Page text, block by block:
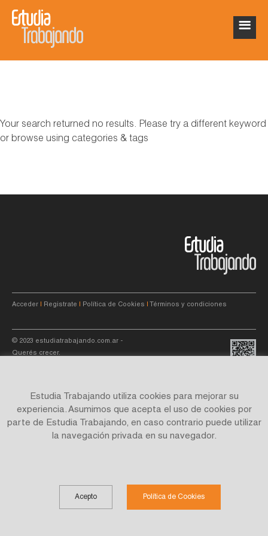
Your search returned no results. Please try a different keyword
or browse using categories & tags
Acceder Registrate Política de Cookies Términos y condiciones
© 2023 estudiatrabajando.com.ar -
Querés crecer.
Site by
Estudia Trabajando utiliza cookies para mejorar su
experiencia. Asumimos que acepta el uso de cookies por
parte de Estudia Trabajando, en caso contrario puede utilizar
la navegación privada en su navegador.
Acepto Política de Cookies